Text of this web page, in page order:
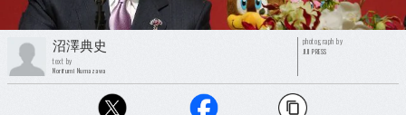
沼澤典史
text by
Norifumi Numazawa
photograph by
JIJI PRESS